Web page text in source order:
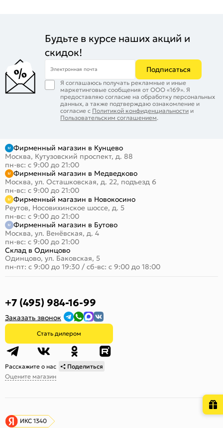
Будьте в курсе наших акций и
скидок!
Электронная почта Подписаться
Я соглашаюсь получать рекламные и иные
маркетинговые сообщения от ООО «169». Я
предоставляю согласие на обработку персональных
данных, а также подтверждаю ознакомление и
согласие с Политикой конфиденциальности и
Пользовательским соглашением.
Фирменный магазин в Кунцево
Москва, Кутузовский проспект, д. 88
пн-вс: с 9:00 до 21:00
Фирменный магазин в Медведково
Москва, ул. Осташковская, д. 22, подъезд 6
пн-вс: с 9:00 до 21:00
Фирменный магазин в Новокосино
Реутов, Носовихинское шоссе, д. 5
пн-вс: с 9:00 до 21:00
Фирменный магазин в Бутово
Москва, ул. Венёвская, д. 4
пн-вс: с 9:00 до 21:00
Склад в Одинцово
Одинцово, ул. Баковская, 5
пн-пт: с 9:00 до 19:30 / сб-вс: с 9:00 до 18:00
+7 (495) 984-16-99
Заказать звонок
Стать дилером
Расскажите о нас
Поделиться
Оцените магазин
ИКС 1340